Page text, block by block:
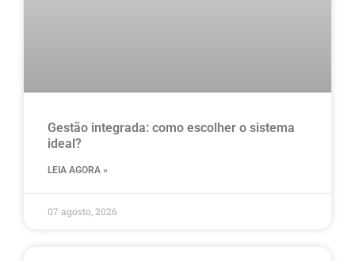
Gestão integrada: como escolher o sistema
ideal?
LEIA AGORA »
07 agosto, 2026